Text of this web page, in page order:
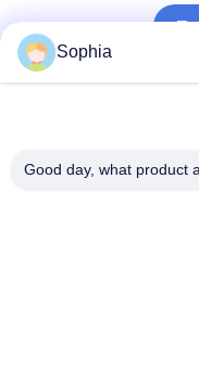
Клейкая лента
Двойная, который
Клейкая лента
Sophia
Good day, what product